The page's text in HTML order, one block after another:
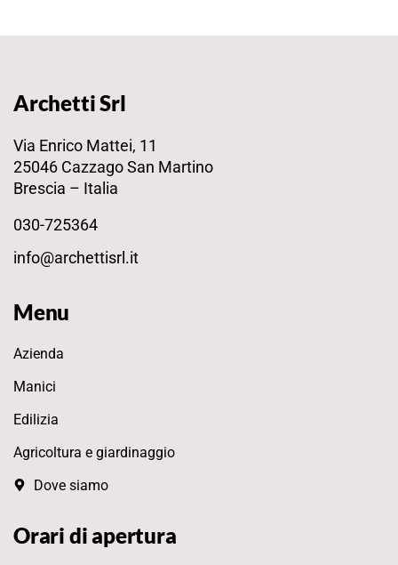
Archetti Srl
Via Enrico Mattei, 11
25046 Cazzago San Martino
Brescia – Italia
030-725364
info@archettisrl.it
Menu
Azienda
Manici
Edilizia
Agricoltura e giardinaggio
Dove siamo
Orari di apertura